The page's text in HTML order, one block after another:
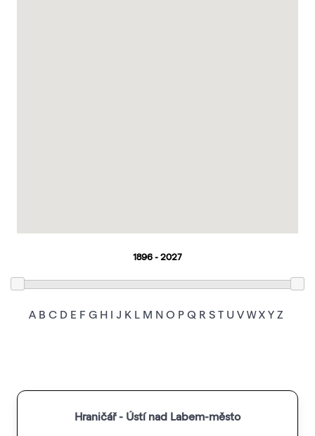
A B C D E F G H I J K L M N O P Q R S T U V W X Y Z
Hraničář - Ústí nad Labem-město